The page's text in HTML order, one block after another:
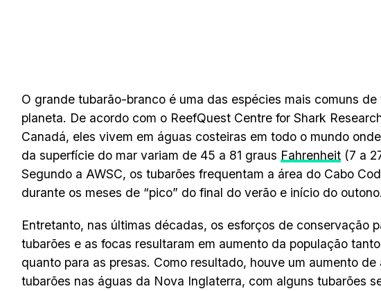
O grande tubarão-branco é uma das espécies mais comuns de
planeta. De acordo com o ReefQuest Centre for Shark
Canadá, eles vivem em águas costeiras em todo o mundo
da superfície do mar variam de 45 a 81 graus Fahrenheit (7 a
Segundo a AWSC, os tubarões frequentam a área do Cabo
durante os meses de “pico” do final do verão e início do
Entretanto, nas últimas décadas, os esforços de conservação
tubarões e as focas resultaram em aumento da população
quanto para as presas. Como resultado, houve um aumento
tubarões nas águas da Nova Inglaterra, com alguns tubarões